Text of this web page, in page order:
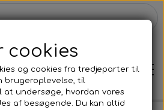
cookies
og cookies fra tredjeparter til
brugeroplevelse, til
at undersøge, hvordan vores
af besøgende. Du kan altid